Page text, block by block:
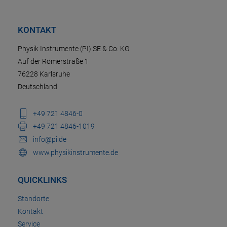
KONTAKT
Physik Instrumente (PI) SE & Co. KG
Auf der Römerstraße 1
76228 Karlsruhe
Deutschland
+49 721 4846-0
+49 721 4846-1019
info@pi.de
www.physikinstrumente.de
QUICKLINKS
Standorte
Kontakt
Service